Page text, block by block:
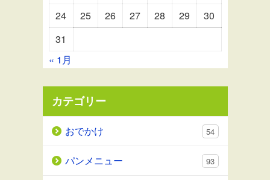
24
25 26 27 28 29
30
31
« 1月
カテゴリー
おでかけ 54
パンメニュー 93